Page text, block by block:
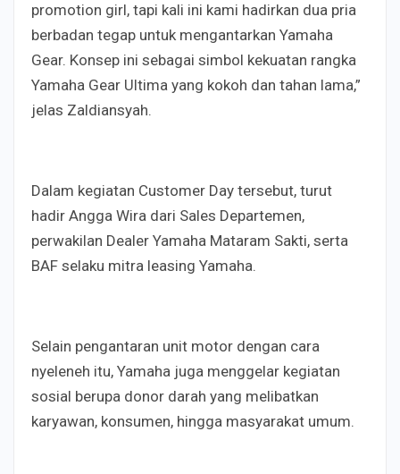
promotion girl, tapi kali ini kami hadirkan dua pria
berbadan tegap untuk mengantarkan Yamaha
Gear. Konsep ini sebagai simbol kekuatan rangka
Yamaha Gear Ultima yang kokoh dan tahan lama,”
jelas Zaldiansyah.
Dalam kegiatan Customer Day tersebut, turut
hadir Angga Wira dari Sales Departemen,
perwakilan Dealer Yamaha Mataram Sakti, serta
BAF selaku mitra leasing Yamaha.
Selain pengantaran unit motor dengan cara
nyeleneh itu, Yamaha juga menggelar kegiatan
sosial berupa donor darah yang melibatkan
karyawan, konsumen, hingga masyarakat umum.